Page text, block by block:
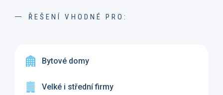
ŘEŠENÍ VHODNÉ PRO:
Bytové domy
Velké i střední firmy